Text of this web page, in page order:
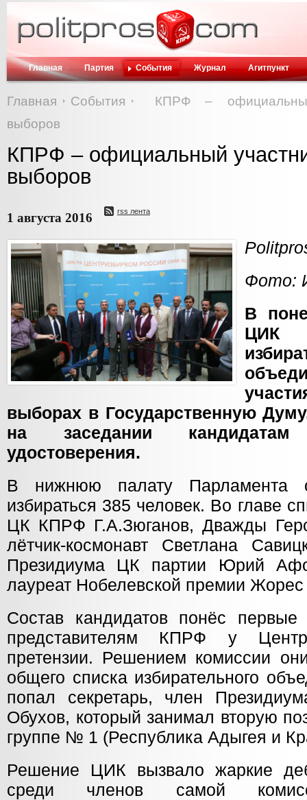
Главная Партия События Журнал Агитпункт
Главная События
КПРФ –
выборов
КПРФ – официальный
выборов
1 августа 2016 rss лента
Фото:
В
ЦИК
выборах в Государственную
на заседании
удостоверения.
В нижнюю палату Парламента
избираться 385 человек. Во главе
ЦК КПРФ Г.А.Зюганов, Дважды
лётчик-космонавт Светлана
Президиума ЦК партии Юрий
лауреат Нобелевской премии
Состав кандидатов понёс
представителям КПРФ у
претензии. Решением комиссии
общего списка избирательного
попал секретарь, член
Обухов, который занимал вторую
группе № 1 (Республика Адыгея и
Решение ЦИК вызвало жаркие
среди членов самой